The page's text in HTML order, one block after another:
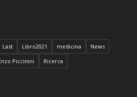
Last Libro2021 medicina
News
Piccinini Ricerca